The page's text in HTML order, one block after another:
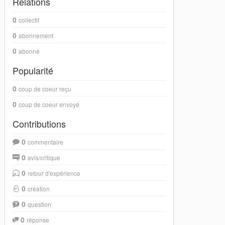
0 collectif
0 abonnement
0 abonné
Popularité
0 coup de coeur reçu
0 coup de coeur envoyé
Contributions
0 commentaire
0 avis/critique
0 retour d'expérience
0 création
0 question
0 réponse